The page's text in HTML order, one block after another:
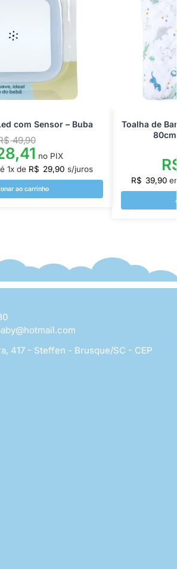
com Sensor – Buba
49,90
no PIX
1x de R$ 29,90 s/juros
ao carrinho
Toalha de
R$ 39,90
417 - Steffen - Brusque/SC - CEP